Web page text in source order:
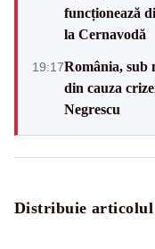
funcționează
la Cernavodă
19:17România, sub
din cauza
Negrescu
Distribuie articolul